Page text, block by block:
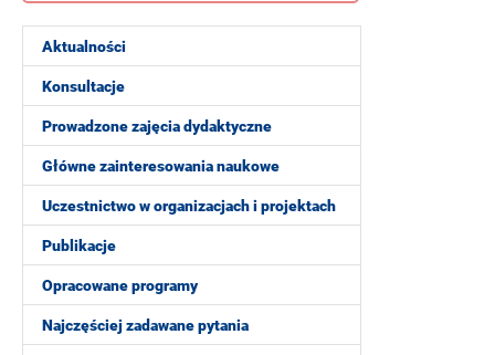
Aktualności
Konsultacje
Prowadzone zajęcia dydaktyczne
Główne zainteresowania naukowe
Uczestnictwo w organizacjach i projektach
Publikacje
Opracowane programy
Najczęściej zadawane pytania